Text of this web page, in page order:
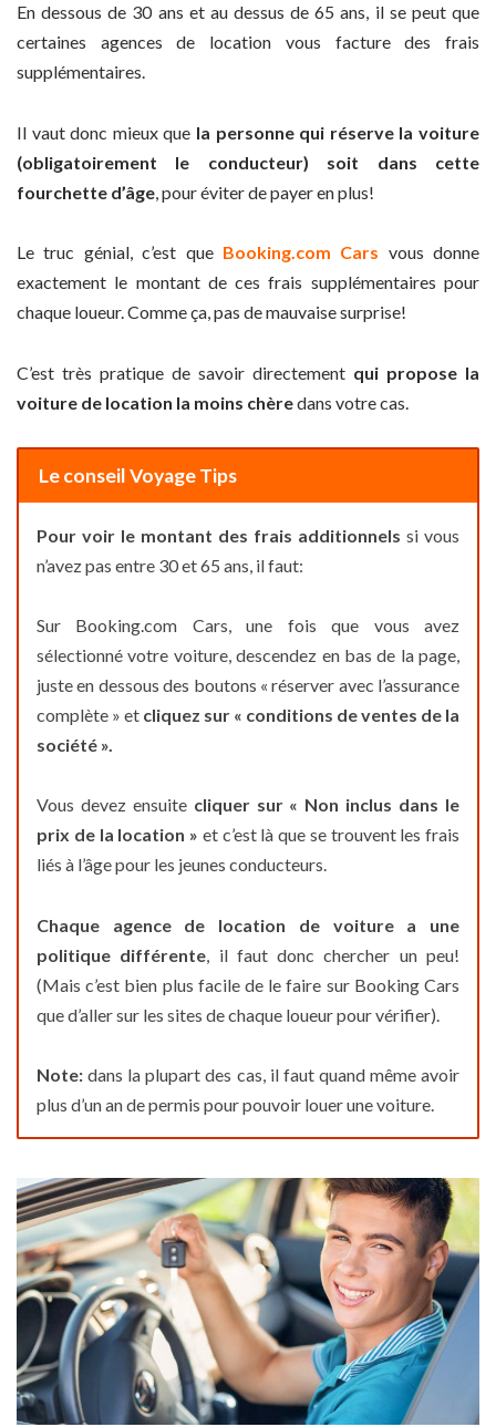
En dessous de 30 ans et au dessus de 65 ans, il se peut que
certaines agences de location vous facture des frais
supplémentaires.
Il vaut donc mieux que la personne qui réserve la voiture
(obligatoirement le conducteur) soit dans cette
fourchette d’âge , pour éviter de payer en plus!
Le truc génial, c’est que Booking.com Cars vous donne
exactement le montant de ces frais supplémentaires pour
chaque loueur. Comme ça, pas de mauvaise surprise!
C’est très pratique de savoir directement qui propose la
voiture de location la moins chèredans votre cas.
Le conseil Voyage Tips
Pour voir le montant des frais additionnels si vous
n’avez pas entre 30 et 65 ans, il faut:
Sur Booking.com Cars, une fois que vous avez
sélectionné votre voiture, descendez en bas de la page,
juste en dessous des boutons « réserver avec l’assurance
complète » et cliquez sur « conditions de ventes de la
société ».
Vous devez ensuite cliquer sur « Non inclus dans le
prix de la location » et c’est là que se trouvent les frais
liés à l’âge pour les jeunes conducteurs.
Chaque agence de location de voiture a une
politique différente, il faut donc chercher un peu!
(Mais c’est bien plus facile de le faire sur Booking Cars
que d’aller sur les sites de chaque loueur pour vérifier).
Note: dans la plupart des cas, il faut quand même avoir
plus d’un an de permis pour pouvoir louer une voiture.